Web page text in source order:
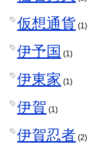
仮想通貨 (1)
伊予国 (1)
伊東家 (1)
伊賀 (1)
伊賀忍者 (2)